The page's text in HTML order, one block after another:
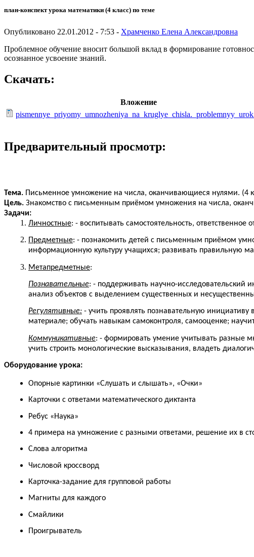
план-конспект урока математики (4 класс) по теме
Опубликовано 22.01.2012 - 7:53 - Храмченко Елена Александровна
Проблемное обучение вносит большой вклад в формирование
осознанное усвоение знаний.
Скачать:
Вложение
Предварительный просмотр:
Тема. Письменное умножение на числа, оканчивающиеся нулями. (4
Цель. Знакомство с письменным приёмом умножения на числа,
Задачи:
Личностные: - воспитывать самостоятельность,
Предметные: - познакомить детей с письменным приёмом
информационную культуру учащихся; развивать правильную
Метапредметные:
Познавательные: - поддерживать научно-исследовательский
анализ объектов с выделением существенных и
Регулятивные: - учить проявлять познавательную
материале; обучать навыкам самоконтроля, самооценке;
Коммуникативные: - формировать умение учитывать разные
учить строить монологические высказывания, владеть
Оборудование урока:
Опорные картинки «Слушать и слышать», «Очки»
Карточки с ответами математического диктанта
Ребус «Наука»
4 примера на умножение с разными ответами, решение их в
Слова алгоритма
Числовой кроссворд
Карточка-задание для групповой работы
Магниты для каждого
Смайлики
Проигрыватель